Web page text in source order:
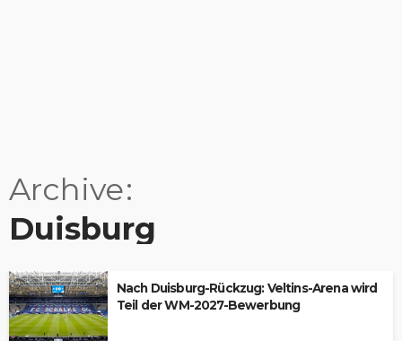
Archive
Duisburg
Nach Duisburg-Rückzug: Veltins-Arena wird
Teil der WM-2027-Bewerbung